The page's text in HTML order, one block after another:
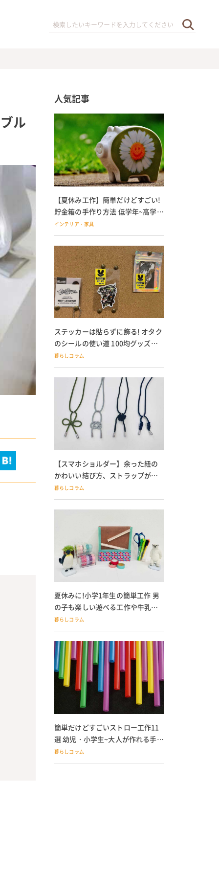
ル
人気記事
【夏休み工作】簡単だけどすごい!
貯金箱の手作り方法 低学年~高学年
の子どもにも
インテリア・家具
ステッカーは貼らずに飾る! オタク
のシールの使い道 100均グッズで
の飾り方も
暮らしコラム
【スマホショルダー】余った紐の
かわいい結び方、ストラップが落
ちる人必見
暮らしコラム
夏休みに!小学1年生の簡単工作 男
の子も楽しい遊べる工作や牛乳パ
ック貯金箱も
暮らしコラム
簡単だけどすごいストロー工作11
選 幼児・小学生~大人が作れる手作
りおもちゃ
暮らしコラム